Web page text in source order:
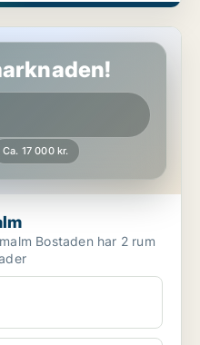
Ca. 17 000 kr.
2 rum